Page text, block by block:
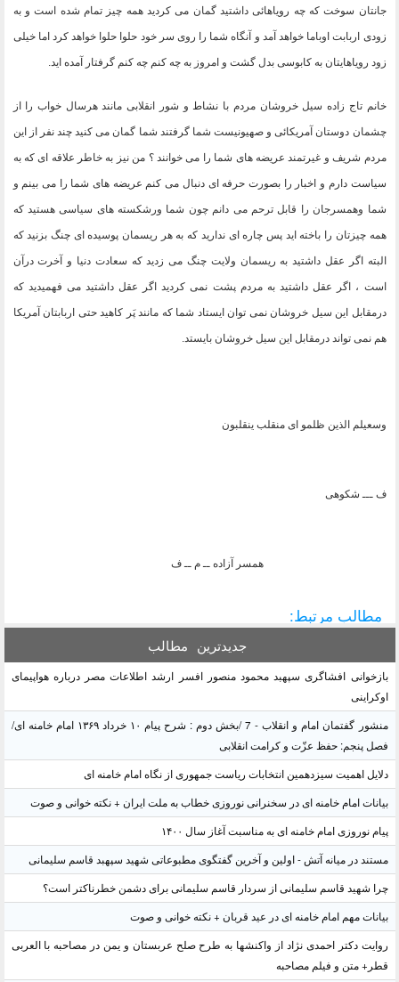
جانتان سوخت که چه رویاهائی داشتید گمان می کردید همه چیز تمام شده است و به
زودی اربابت اوباما خواهد آمد و آنگاه شما را روی سر خود حلوا حلوا خواهد کرد اما خیلی
زود رویاهایتان به کابوسی بدل گشت و امروز به چه کنم چه کنم گرفتار آمده اید.
خانم تاج زاده سیل خروشان مردم با نشاط و شور انقلابی مانند هرسال خواب را از
چشمان دوستان آمریکائی و صهیونیست شما گرفتند شما گمان می کنید چند نفر از این
مردم شریف و غیرتمند عریضه های شما را می خوانند ؟ من نیز به خاطر علاقه ای که به
سیاست دارم و اخبار را بصورت حرفه ای دنبال می کنم عریضه های شما را می بینم و
شما وهمسرجان را قابل ترحم می دانم چون شما ورشکسته های سیاسی هستید که
همه چیزتان را باخته اید پس چاره ای ندارید که به هر ریسمان پوسیده ای چنگ بزنید که
البته اگر عقل داشتید به ریسمان ولایت چنگ می زدید که سعادت دنیا و آخرت درآن
است ، اگر عقل داشتید به مردم پشت نمی کردید اگر عقل داشتید می فهمیدید که
درمقابل این سیل خروشان نمی توان ایستاد شما که مانند پَر کاهید حتی اربابتان آمریکا
هم نمی تواند درمقابل این سیل خروشان بایستد.
وسعیلم الذین ظلمو ای منقلب ینقلبون
ف ـــ شکوهی
همسر آزاده ــ م ــ ف
مطالب مرتبط:
جدیدترین مطالب
بازخوانی افشاگری سپهبد محمود منصور افسر ارشد اطلاعات مصر درباره هواپیمای
اوکراینی
منشور گفتمان امام و انقلاب - 7 /بخش دوم : شرح پیام ۱۰ خرداد ۱۳۶۹ امام خامنه ای/
فصل پنجم: حفظ عزّت و کرامت انقلابی
دلایل اهمیت سیزدهمین انتخابات ریاست جمهوری از نگاه امام خامنه ای
بیانات امام خامنه ای در سخنرانی نوروزی خطاب به ملت ایران + نکته خوانی و صوت
پیام نوروزی امام خامنه ای به مناسبت آغاز سال ۱۴۰۰
مستند در میانه آتش - اولین و آخرین گفتگوی مطبوعاتی شهید سپهبد قاسم سلیمانی
چرا شهید قاسم سلیمانی از سردار قاسم سلیمانی برای دشمن خطرناکتر است؟
بیانات مهم امام خامنه ای در عید قربان + نکته خوانی و صوت
روایت دکتر احمدی نژاد از واکنشها به طرح صلح عربستان و یمن در مصاحبه با العربی
قطر+ متن و فیلم مصاحبه